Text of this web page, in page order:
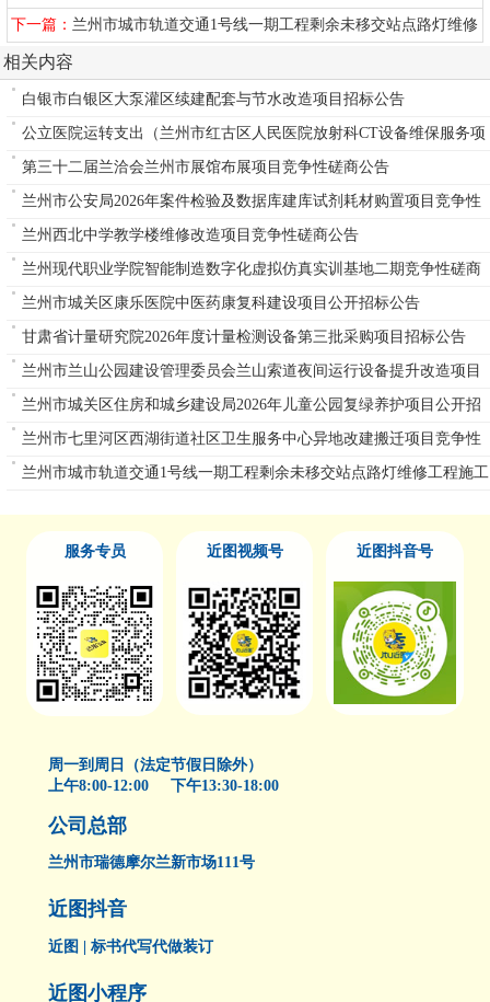
公开招标公告
下一篇： 兰州市城市轨道交通1号线一期工程剩余未移交站点路灯维修
工程施工重新招标
相关内容
白银市白银区大泵灌区续建配套与节水改造项目招标公告
公立医院运转支出（兰州市红古区人民医院放射科CT设备维保服务项
目）
第三十二届兰洽会兰州市展馆布展项目竞争性磋商公告
兰州市公安局2026年案件检验及数据库建库试剂耗材购置项目竞争性
磋商公告
兰州西北中学教学楼维修改造项目竞争性磋商公告
兰州现代职业学院智能制造数字化虚拟仿真实训基地二期竞争性磋商
公告
兰州市城关区康乐医院中医药康复科建设项目公开招标公告
甘肃省计量研究院2026年度计量检测设备第三批采购项目招标公告
兰州市兰山公园建设管理委员会兰山索道夜间运行设备提升改造项目
单一来源公告
兰州市城关区住房和城乡建设局2026年儿童公园复绿养护项目公开招
标公告
兰州市七里河区西湖街道社区卫生服务中心异地改建搬迁项目竞争性
磋商公告
兰州市城市轨道交通1号线一期工程剩余未移交站点路灯维修工程施工
服务专员 近图视频号 近图抖音号
周一到周日（法定节假日除外）
上午8:00-12:00 下午13:30-18:00
公司总部
兰州市瑞德摩尔兰新市场111号
近图抖音
近图 | 标书代写代做装订
近图小程序